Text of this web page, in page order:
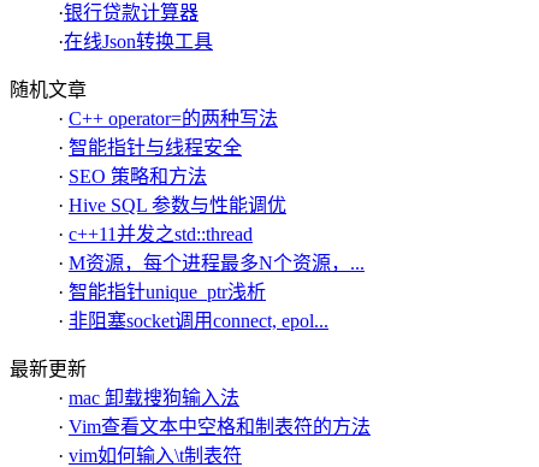
·银行贷款计算器
·在线Json转换工具
随机文章
· C++ operator=的两种写法
· 智能指针与线程安全
· SEO 策略和方法
· Hive SQL 参数与性能调优
· c++11并发之std::thread
· M资源，每个进程最多N个资源，...
· 智能指针unique_ptr浅析
· 非阻塞socket调用connect, epol...
最新更新
· mac 卸载搜狗输入法
· Vim查看文本中空格和制表符的方法
· vim如何输入\t制表符